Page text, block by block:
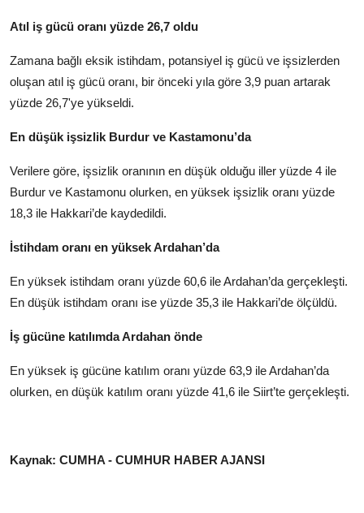
Atıl iş gücü oranı yüzde 26,7 oldu
Zamana bağlı eksik istihdam, potansiyel iş gücü ve işsizlerden
oluşan atıl iş gücü oranı, bir önceki yıla göre 3,9 puan artarak
yüzde 26,7'ye yükseldi.
En düşük işsizlik Burdur ve Kastamonu’da
Verilere göre, işsizlik oranının en düşük olduğu iller yüzde 4 ile
Burdur ve Kastamonu olurken, en yüksek işsizlik oranı yüzde
18,3 ile Hakkari’de kaydedildi.
İstihdam oranı en yüksek Ardahan’da
En yüksek istihdam oranı yüzde 60,6 ile Ardahan’da gerçekleşti.
En düşük istihdam oranı ise yüzde 35,3 ile Hakkari’de ölçüldü.
İş gücüne katılımda Ardahan önde
En yüksek iş gücüne katılım oranı yüzde 63,9 ile Ardahan’da
olurken, en düşük katılım oranı yüzde 41,6 ile Siirt’te gerçekleşti.
Kaynak: CUMHA - CUMHUR HABER AJANSI